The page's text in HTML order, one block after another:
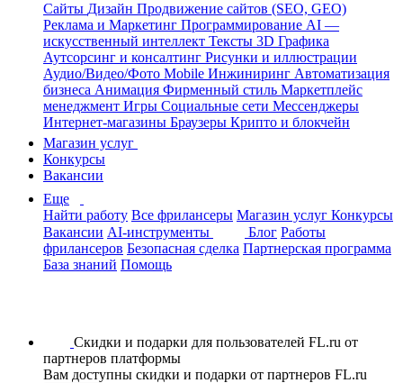
Сайты Дизайн Продвижение сайтов (SEO, GEO)
Реклама и Маркетинг Программирование AI —
искусственный интеллект Тексты 3D Графика
Аутсорсинг и консалтинг Рисунки и иллюстрации
Аудио/Видео/Фото Mobile Инжиниринг Автоматизация
бизнеса Анимация Фирменный стиль Маркетплейс
менеджмент Игры Социальные сети Мессенджеры
Интернет-магазины Браузеры Крипто и блокчейн
Магазин услуг
Конкурсы
Вакансии
Еще
Найти работу Все фрилансеры Магазин услуг Конкурсы
Вакансии AI-инструменты Блог Работы
фрилансеров Безопасная сделка Партнерская программа
База знаний Помощь
Скидки и подарки для пользователей FL.ru от
партнеров платформы
Вам доступны скидки и подарки от партнеров FL.ru